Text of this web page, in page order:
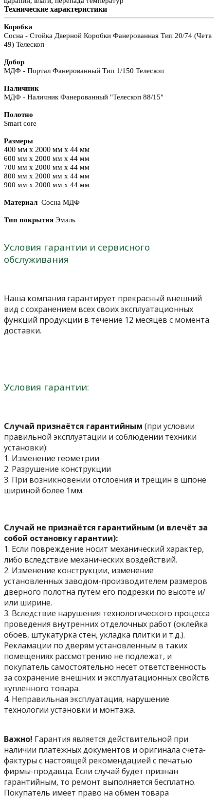
Технические характеристики
Коробка
Сосна - Стойка Дверной Коробки Фанерованная Тип 20/74 (Четв
49) Телескоп
Добор
МДФ - Портал Фанерованный Тип 1/150 Телескоп
Наличник
МДФ - Наличник Фанерованный "Телескоп 88/15"
Полотно
Smart core
Размеры
400 мм х 2000 мм х 44 мм
600 мм х 2000 мм х 44 мм
700 мм х 2000 мм х 44 мм
800 мм х 2000 мм х 44 мм
900 мм х 2000 мм х 44 мм
Материал Сосна МДФ
Тип покрытия Эмаль
Условия гарантии и сервисного
обслуживания
Наша компания гарантирует прекрасный внешний
вид с сохранением всех своих эксплуатационных
функций продукции в течение 12 месяцев с момента
доставки.
Условия гарантии:
Случай признаётся гарантийным (при условии
правильной эксплуатации и соблюдении техники
установки):
1. Изменение геометрии
2. Разрушение конструкции
3. При возникновении отслоения и трещин в шпоне
шириной более 1мм.
Случай не признаётся гарантийным (и влечёт за
собой остановку гарантии):
1. Если повреждение носит механический характер,
либо вследствие механических воздействий.
2. Изменение конструкции, изменение
установленных заводом-производителем размеров
дверного полотна путем его подрезки по высоте и/
или ширине.
3. Вследствие нарушения технологического процесса
проведения внутренних отделочных работ (оклейка
обоев, штукатурка стен, укладка плитки и т.д.).
Рекламации по дверям установленным в таких
помещениях рассмотрению не подлежат, и
покупатель самостоятельно несет ответственность
за сохранение внешних и эксплуатационных свойств
купленного товара.
4. Неправильная эксплуатация, нарушение
технологии установки и монтажа.
Важно! Гарантия является действительной при
наличии платёжных документов и оригинала счета-
фактуры с настоящей рекомендацией с печатью
фирмы-продавца. Если случай будет признан
гарантийным, то ремонт выполняется бесплатно.
Покупатель имеет право на обмен товара